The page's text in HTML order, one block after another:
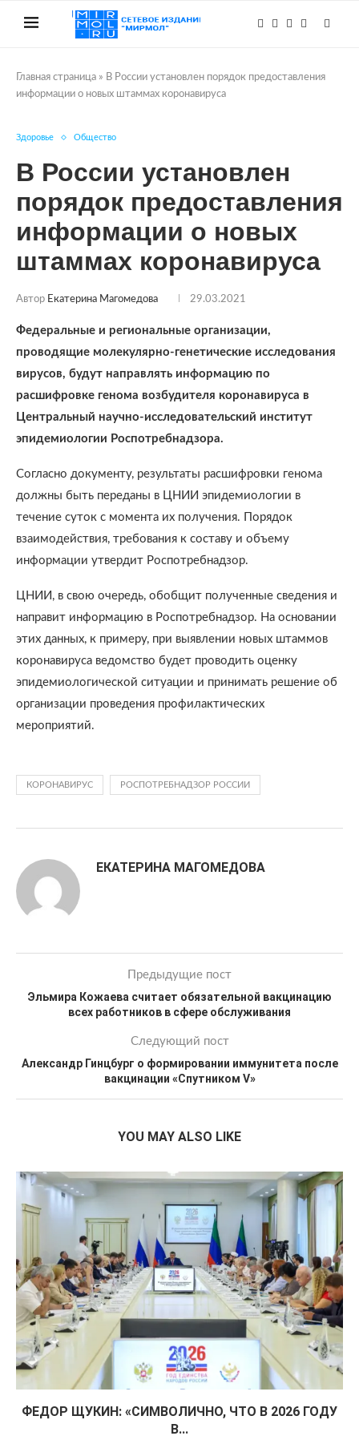
Главная страница » В России установлен порядок предоставления
информации о новых штаммах коронавируса
Здоровье Общество
В России установлен
порядок предоставления
информации о новых
штаммах коронавируса
Автор Екатерина Магомедова 29.03.2021
Федеральные и региональные организации,
проводящие молекулярно-генетические исследования
вирусов, будут направлять информацию по
расшифровке генома возбудителя коронавируса в
Центральный научно-исследовательский институт
эпидемиологии Роспотребнадзора.
Согласно документу, результаты расшифровки генома
должны быть переданы в ЦНИИ эпидемиологии в
течение суток с момента их получения. Порядок
взаимодействия, требования к составу и объему
информации утвердит Роспотребнадзор.
ЦНИИ, в свою очередь, обобщит полученные сведения и
направит информацию в Роспотребнадзор. На основании
этих данных, к примеру, при выявлении новых штаммов
коронавируса ведомство будет проводить оценку
эпидемиологической ситуации и принимать решение об
организации проведения профилактических
мероприятий.
КОРОНАВИРУС РОСПОТРЕБНАДЗОР РОССИИ
ЕКАТЕРИНА МАГОМЕДОВА
Предыдущие пост
Эльмира Кожаева считает обязательной вакцинацию
всех работников в сфере обслуживания
Следующий пост
Александр Гинцбург о формировании иммунитета после
вакцинации «Спутником V»
YOU MAY ALSO LIKE
ФЕДОР ЩУКИН: «СИМВОЛИЧНО, ЧТО В 2026 ГОДУ
В...